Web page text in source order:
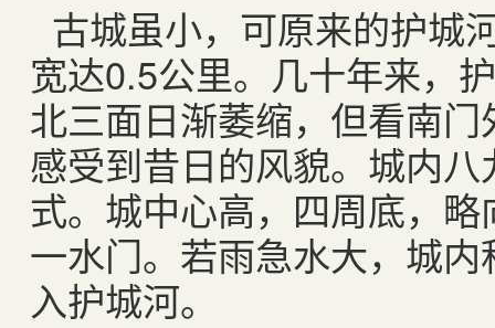
古城虽小，可原来的护城
宽达0.5公里。几十年来，
北三面日渐萎缩，但看南
感受到昔日的风貌。城内
式。城中心高，四周底，
一水门。若雨急水大，城
入护城河。